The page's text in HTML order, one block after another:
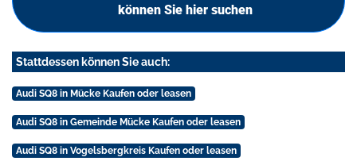
können Sie hier suchen
Stattdessen können Sie auch:
Audi SQ8 in Mücke Kaufen oder leasen
Audi SQ8 in Gemeinde Mücke Kaufen oder leasen
Audi SQ8 in Vogelsbergkreis Kaufen oder leasen